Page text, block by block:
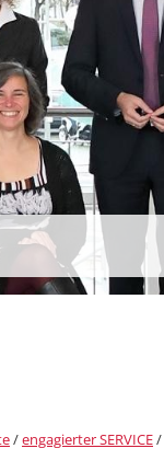
/engagierter SERVICE/